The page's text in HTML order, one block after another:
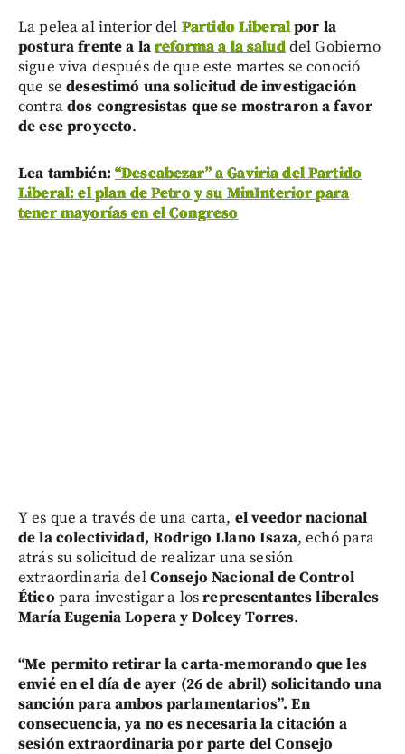
La pelea al interior del Partido Liberalpor la
postura frente a lareforma a la saluddel Gobierno
sigue viva después de que este martes se conoció
que sedesestimó una solicitud de investigación
contrados congresistas que se mostraron a favor
de ese proyecto.
Lea también: “Descabezar” a Gaviria del Partido
Liberal: el plan de Petro y su MinInterior para
tener mayorías en el Congreso
Y es que a través de una carta, el veedor nacional
de la colectividad, Rodrigo Llano Isaza, echó para
atrás su solicitud de realizar una sesión
extraordinaria delConsejo Nacional de Control
Ético para investigar a losrepresentantes liberales
María Eugenia Lopera y Dolcey Torres.
“Me permito retirar la carta-memorando que les
envié en el día de ayer (26 de abril) solicitando una
sanción para ambos parlamentarios”. En
consecuencia, ya no es necesaria la citación a
sesión extraordinaria por parte del Consejo